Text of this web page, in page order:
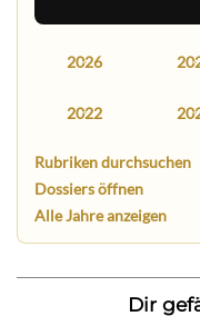
2026
2022
Rubriken durchsuchen
Dossiers öffnen
Alle Jahre anzeigen
Dir